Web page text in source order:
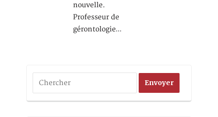
nouvelle.
Professeur de
gérontologie…